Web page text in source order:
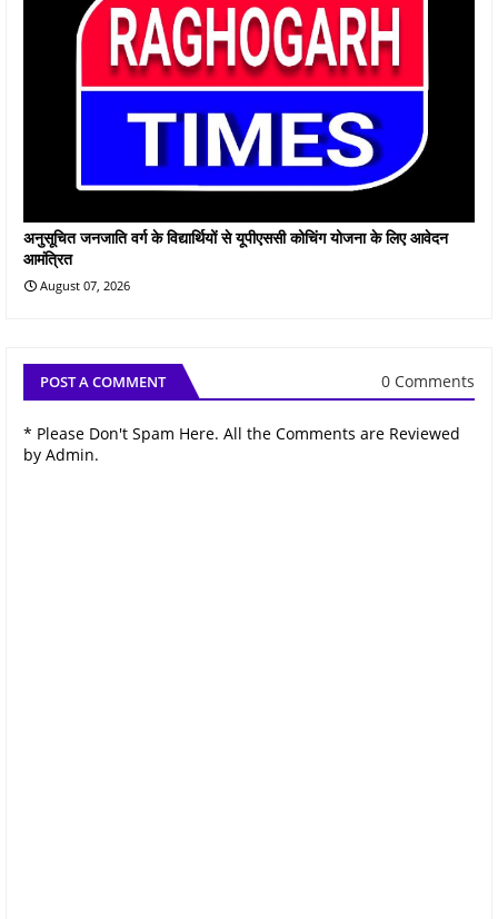
अनुसूचित जनजाति वर्ग के विद्यार्थियों से यूपीएससी कोचिंग योजना के लिए आवेदन
आमंत्रित
August 07, 2026
POST A COMMENT 0 Comments
* Please Don't Spam Here. All the Comments are Reviewed
by Admin.